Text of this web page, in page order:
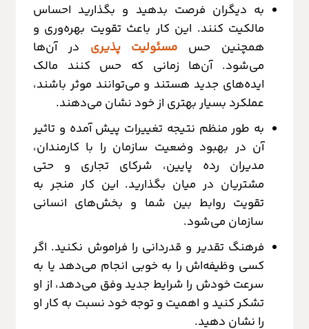
به دیگران فرصت بدهید و بگذارید احساس
مالکیت کنند. این کار باعث تقویت بهره‌وری و
همچنین حس مسئولیت پذیری در آن‌ها
می‌شود. آن‌ها زمانی که حس کنند مالک
ایده‌های جدید هستند و می‌توانند موثر باشند،
عملکرد بسیار بهتری از خود نشان می‌دهند.
به طور منظم نتیجه تغییرات پیش آمده و تاثیر
آن در بهبود وضعیت سازمان را با کارمندان،
مدیران رده پایین، شرکای تجاری و حتی
مشتریان در میان بگذارید. این کار منجر به
تقویت روابط بین شما و بخش‌های انسانی
سازمان می‌شود.
فرهنگ تقدیر و قدردانی را فراموش نکنید. اگر
کسی وظیفه‌اش را به خوبی انجام می‌دهد یا به
سرعت خودش را شرایط جدید وفق می‌دهد، از او
تشکر کنید و اهمیت و توجه خود نسبت به کار او
را نشان دهید.